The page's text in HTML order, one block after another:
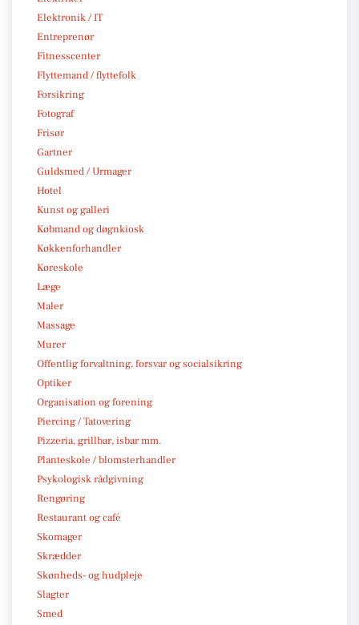
Elektronik / IT
Entreprenør
Fitnesscenter
Flyttemand / flyttefolk
Forsikring
Fotograf
Frisør
Gartner
Guldsmed / Urmager
Hotel
Kunst og galleri
Købmand og døgnkiosk
Køkkenforhandler
Køreskole
Læge
Maler
Massage
Murer
Offentlig forvaltning, forsvar og socialsikring
Optiker
Organisation og forening
Piercing / Tatovering
Pizzeria, grillbar, isbar mm.
Planteskole / blomsterhandler
Psykologisk rådgivning
Rengøring
Restaurant og café
Skomager
Skrædder
Skønheds- og hudpleje
Slagter
Smed